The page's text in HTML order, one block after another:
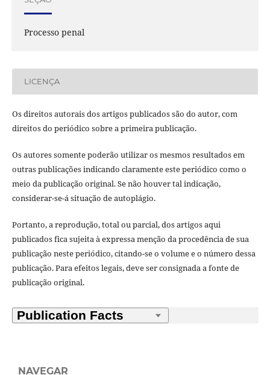
Processo penal
LICENÇA
Os direitos autorais dos artigos publicados são do autor, com
direitos do periódico sobre a primeira publicação.
Os autores somente poderão utilizar os mesmos resultados em
outras publicações indicando claramente este periódico como o
meio da publicação original. Se não houver tal indicação,
considerar-se-á situação de autoplágio.
Portanto, a reprodução, total ou parcial, dos artigos aqui
publicados fica sujeita à expressa menção da procedência de sua
publicação neste periódico, citando-se o volume e o número dessa
publicação. Para efeitos legais, deve ser consignada a fonte de
publicação original.
NAVEGAR